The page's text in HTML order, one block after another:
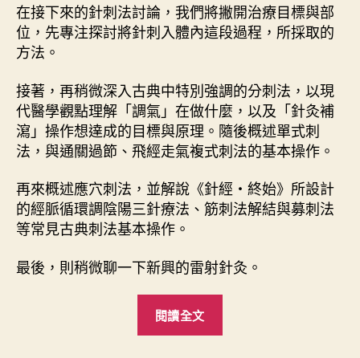
在接下來的針刺法討論，我們將撇開治療目標與部
位，先專注探討將針刺入體內這段過程，所採取的
方法。
接著，再稍微深入古典中特別強調的分刺法，以現
代醫學觀點理解「調氣」在做什麼，以及「針灸補
瀉」操作想達成的目標與原理。隨後概述單式刺
法，與通關過節、飛經走氣複式刺法的基本操作。
再來概述應穴刺法，並解說《針經・終始》所設計
的經脈循環調陰陽三針療法、筋刺法解結與募刺法
等常見古典刺法基本操作。
最後，則稍微聊一下新興的雷射針灸。
閱讀全文